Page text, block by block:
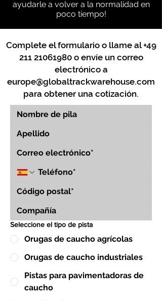
ayudarle a volver a la normalidad en
poco tiempo!
Complete el formulario o llame al+49
211 21061980o envíe un correo
electrónico a
europe@globaltrackwarehouse.com
para obtener una cotización.
Seleccione el tipo de pista
Orugas de caucho agrícolas
Orugas de caucho industriales
Pistas para pavimentadoras de
caucho